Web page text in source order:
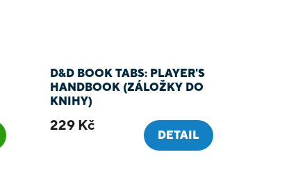
D&D BOOK TABS: PLAYER'S
HANDBOOK (ZÁLOŽKY DO
KNIHY)
229 Kč
DETAIL